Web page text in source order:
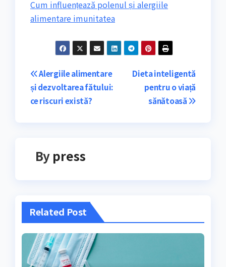
Cum influențează polenul și alergiile
alimentare imunitatea
Navigare
în
Dieta inteligentă
pentru o viață
sănătoasă
Alergiile alimentare
și dezvoltarea fătului:
ce riscuri există?
By press
Related Post